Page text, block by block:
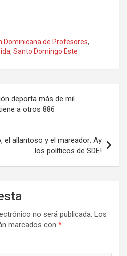
Dominicana de Profesores,
, Santo Domingo Este
deporta más de mil
a otros 886
el allantoso y el mareador: Ay
los políticos de SDE!
no será publicada. Los
marcados con *